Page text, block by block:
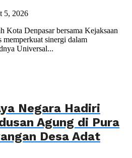
5, 2026
Kota Denpasar bersama Kejaksaan
memperkuat sinergi dalam
Universal...
Negara Hadiri
Agung di Pura
Desa Adat